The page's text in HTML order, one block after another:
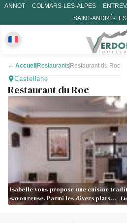
ANNOT COLMARS-LES-ALPES
SAINT-ANDRÉ-
← Accueil Restaurants Restaurant du Roc
Castellane
Restaurant du Roc
Isabelle vous propose une cuisine
savoureuse. Parmi les divers plats…